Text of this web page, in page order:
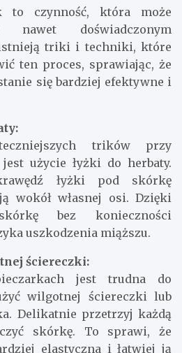
to czynność, która może
nawet doświadczonym
triki i techniki, które
ten proces, sprawiając, że
się bardziej efektywne i
trików przy
użycie łyżki do herbaty.
łyżki pod skórkę
wokół własnej osi. Dzięki
bez konieczności
uszkodzenia miąższu.
ściereczki:
jest trudna do
wilgotnej ściereczki lub
Delikatnie przetrzyj każdą
skórkę. To sprawi, że
elastyczna i łatwiej ją